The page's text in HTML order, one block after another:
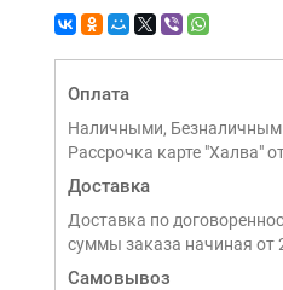
Оплата
Наличными,
Рассрочка карте "Халва"
Доставка
Доставка по
суммы заказа начиная от
Самовывоз